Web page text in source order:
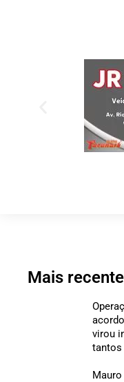
Mais
virou
tantos